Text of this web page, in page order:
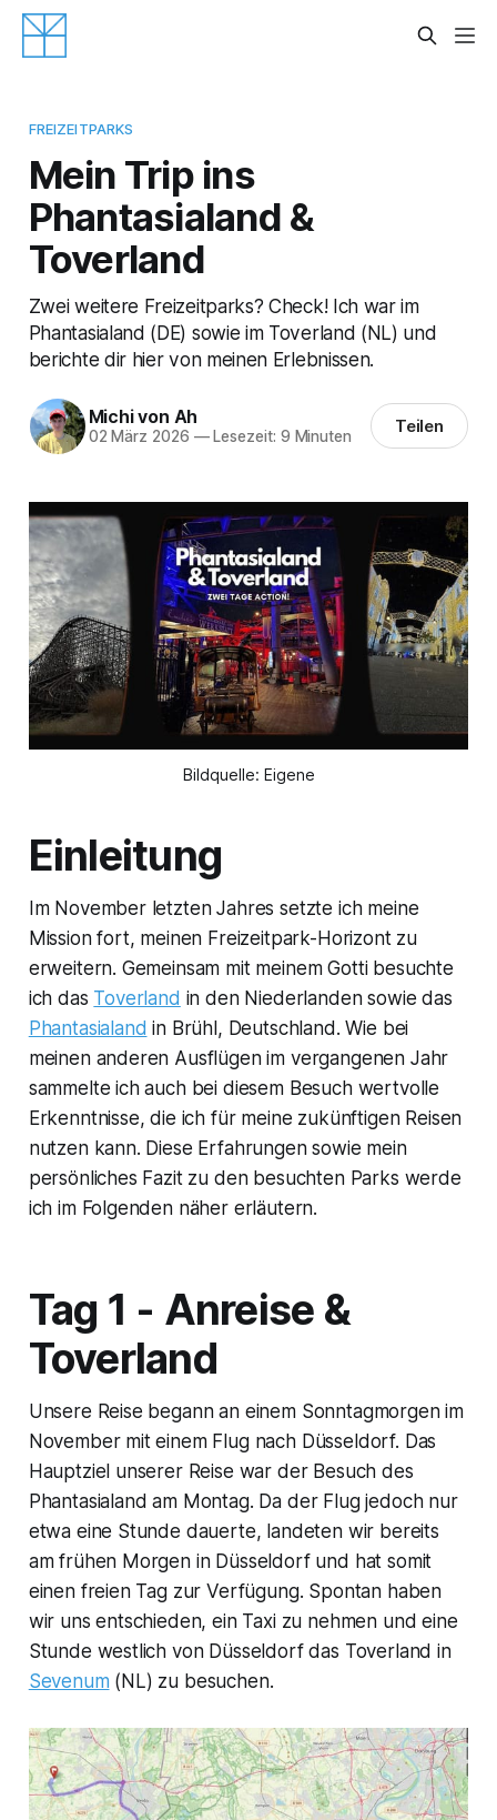
FREIZEITPARKS
Mein Trip ins
Phantasialand &
Toverland
Zwei weitere Freizeitparks? Check! Ich war im
Phantasialand (DE) sowie im Toverland (NL) und
berichte dir hier von meinen Erlebnissen.
Michi von Ah
02 März 2026 —Lesezeit: 9 Minuten Teilen
Bildquelle: Eigene
Einleitung
Im November letzten Jahres setzte ich meine
Mission fort, meinen Freizeitpark-Horizont zu
erweitern. Gemeinsam mit meinem Gotti besuchte
ich das Toverland in den Niederlanden sowie das
Phantasialand in Brühl, Deutschland. Wie bei
meinen anderen Ausflügen im vergangenen Jahr
sammelte ich auch bei diesem Besuch wertvolle
Erkenntnisse, die ich für meine zukünftigen Reisen
nutzen kann. Diese Erfahrungen sowie mein
persönliches Fazit zu den besuchten Parks werde
ich im Folgenden näher erläutern.
Tag 1 - Anreise &
Toverland
Unsere Reise begann an einem Sonntagmorgen im
November mit einem Flug nach Düsseldorf. Das
Hauptziel unserer Reise war der Besuch des
Phantasialand am Montag. Da der Flug jedoch nur
etwa eine Stunde dauerte, landeten wir bereits
am frühen Morgen in Düsseldorf und hat somit
einen freien Tag zur Verfügung. Spontan haben
wir uns entschieden, ein Taxi zu nehmen und eine
Stunde westlich von Düsseldorf das Toverland in
Sevenum (NL) zu besuchen.